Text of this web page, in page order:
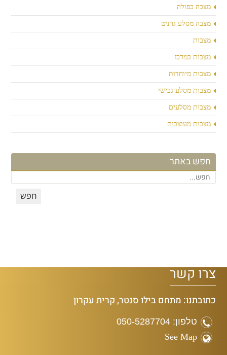
מצבה כפולה
מצבה מסלע גרניט
מצבות
מצבות במרכז
מצבות מיוחדות
מצבות מסלע גבישי
מצבות מסלעים
מצבות מעוצבות
חפש באתר
צרו קשר
כתובתנו: מתחם בילו סנטר, קרית עקרון
טלפון: 050-5287704
See Map